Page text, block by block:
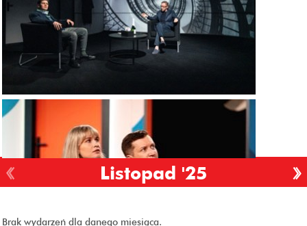
Listopad '25
Brak wydarzeń dla danego miesiąca.